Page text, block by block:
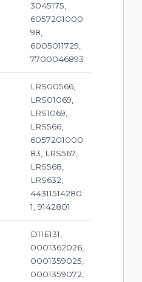
3045175,
6057201000
98,
6005011729,
7700046893
LRS00566,
LRS01069,
LRS1069,
LRS566,
6057201000
83, LRS567,
LRS568,
LRS632,
44311514280
1, 9142801
D11E131,
0001362026,
0001359025,
0001359072,